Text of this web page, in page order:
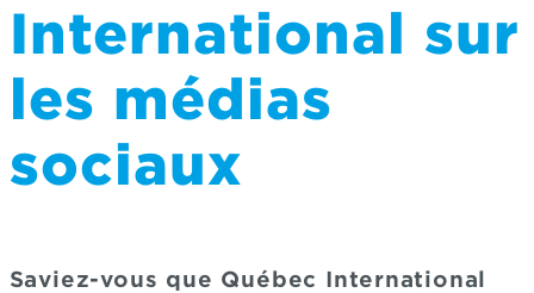
International sur
les médias
sociaux
Saviez-vous que Québec International